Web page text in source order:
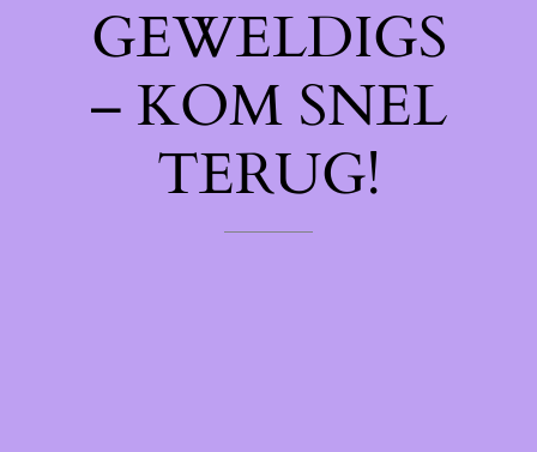
GEWELDIGS
– KOM SNEL
TERUG!